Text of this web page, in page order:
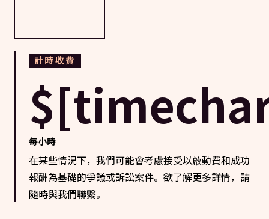
計時收費
每小時
在某些情況下，我們可能會考慮接受以啟動費和成功
報酬為基礎的爭議或訴訟案件。欲了解更多詳情，請
隨時與我們聯繫。